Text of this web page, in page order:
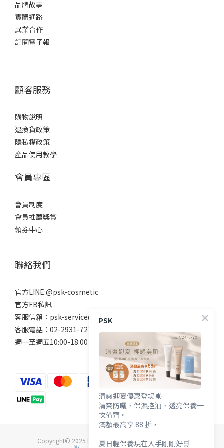
品牌故事
實體通路
異業合作
訂閱電子報
顧客服務
購物說明
退換貨政策
隱私權政策
產品使用教學
會員專區
會員制度
會員推薦獎賞
領券中心
聯絡我們
官方LINE:@psk-cosmetic
官方FB私訊
客服信箱：psk-service@beanne.com.tw
客服電話：02-2931-7272
週一至週五10:00-18:00 例假日除外
Copyright© 2025 PSK深海美肌專家 All Rights Reserved
PSK
清爽迎夏優惠登場☀️
清爽防曬、保濕控油、透亮保養一
次備齊。
滿額最高享 88 折，
夏日輕保養現在入手剛剛好🛒